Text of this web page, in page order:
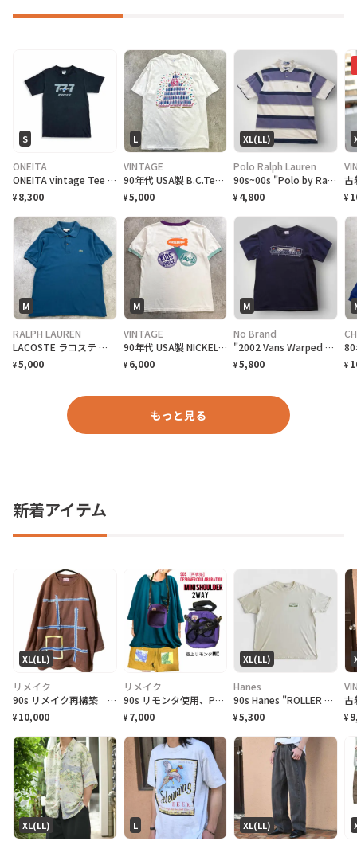
S
ONEITA
ONEITA vintage Tee シングルステッチ Tシャツ BOEING ボーイング
¥ 8,300
L
VINTAGE
90年代 USA製 B.C.Tee celebrate アートプリントTシャツ メンズL相当 古着 90s VINTAGE ヴィンテージ カナダ BC州 100周年記念 シングルステッチ 白色
¥5,000
XL(LL)
Polo Ralph Lauren
90s~00s "Polo by Ralph Lauren" S/S Border Polo Shirt ラルフローレン ボーダー ポロシャツ [XL]
¥ 4,800 ¥
M
RALPH LAUREN
LACOSTE ラコステ 半袖ポロシャツ 無地 メンズM相当 古着 CLASSIC FIT ワンポイントロゴ刺繍 青色 ディープブルー
¥5,000
M
VINTAGE
90年代 USA製 NICKELODEO KID'S CHOICE AWARDS リンガーTシャツ メンズM 古着 1997 90s VINTAGE ヴィンテージ ニコロデオン キッズチョイスアワード バックプリント 裾シングルステッチ 白色
¥ 6,000
M
No Brand
"2002 Vans Warped Tour" T-Shirt バンズ ワープドツアーTシャツ [M]
¥5,800 ¥
もっと見る
新着アイテム
XL(LL)
リメイク
90s リメイク再構築 ゆるだぼ リストスリーブ ギャラクシーアートスウェット
¥ 10,000
リメイク
90s リモンタ使用、PUフェードベルト、化繊テックコードベルトミニショルダー
¥ 7,000
XL(LL)
Hanes
90s Hanes "ROLLER FROG LIFEFORMS International" T-Shirt ライフフォームズ ローラーフロッグ Tシャツ [XL]
¥5,300 ¥
XL(LL) L XL(LL)